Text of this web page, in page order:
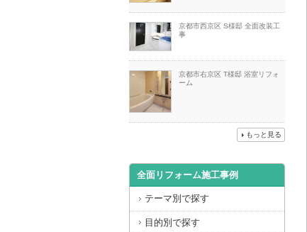
京都市西京区 S様邸 全面改装工
事
京都市右京区 T様邸 浴室リフォ
ーム
もっと見る
全面リフォーム施工事例
テーマ別で探す
目的別で探す